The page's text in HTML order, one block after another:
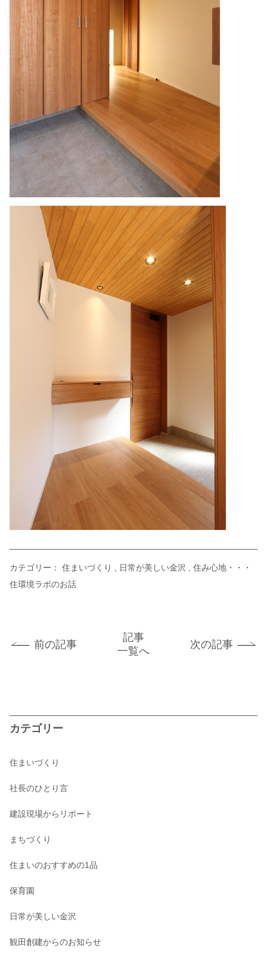
カテゴリー： 住まいづくり 日常が美しい金沢
住み心地・・・
住環境ラボのお話
前の記事
記事
一覧へ
次の記事
カテゴリー
住まいづくり
社長のひとり言
建設現場からリポート
まちづくり
住まいのおすすめの1品
保育園
日常が美しい金沢
観田創建からのお知らせ